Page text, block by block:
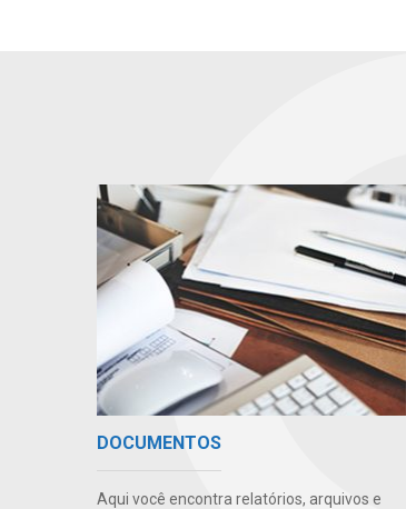
DOCUMENTOS
Aqui você encontra relatórios, arquivos e